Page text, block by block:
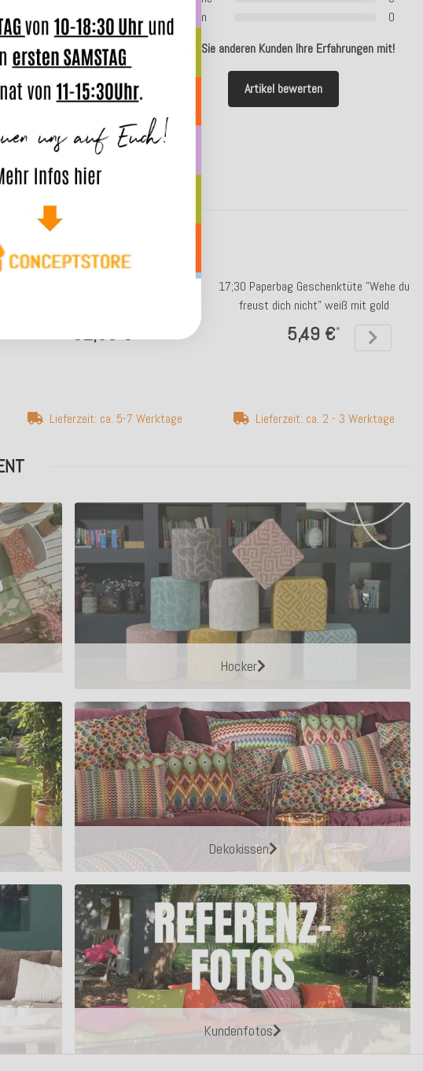
1 Stern
0
Teilen Sie anderen Kunden Ihre Erfahrungen mit!
Artikel bewerten
immerwieder!
Top bewertet
81,99 €
Lieferzeit: ca. 5-7 Werktage
17;30 Paperbag Geschenktüte "Wehe du
freust dich nicht" weiß mit gold
5,49 €*
Lieferzeit: ca. 2 - 3 Werktage
Hocker
Dekokissen
Kundenfotos